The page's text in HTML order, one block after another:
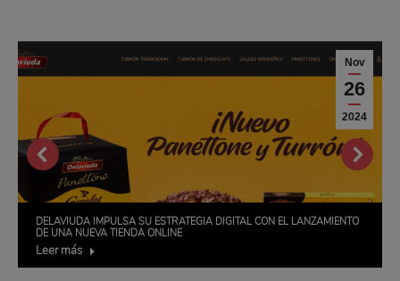
Nov
26
2024
DELAVIUDA IMPULSA SU ESTRATEGIA DIGITAL CON EL LANZAMIENTO
DE UNA NUEVA TIENDA ONLINE
Leer más